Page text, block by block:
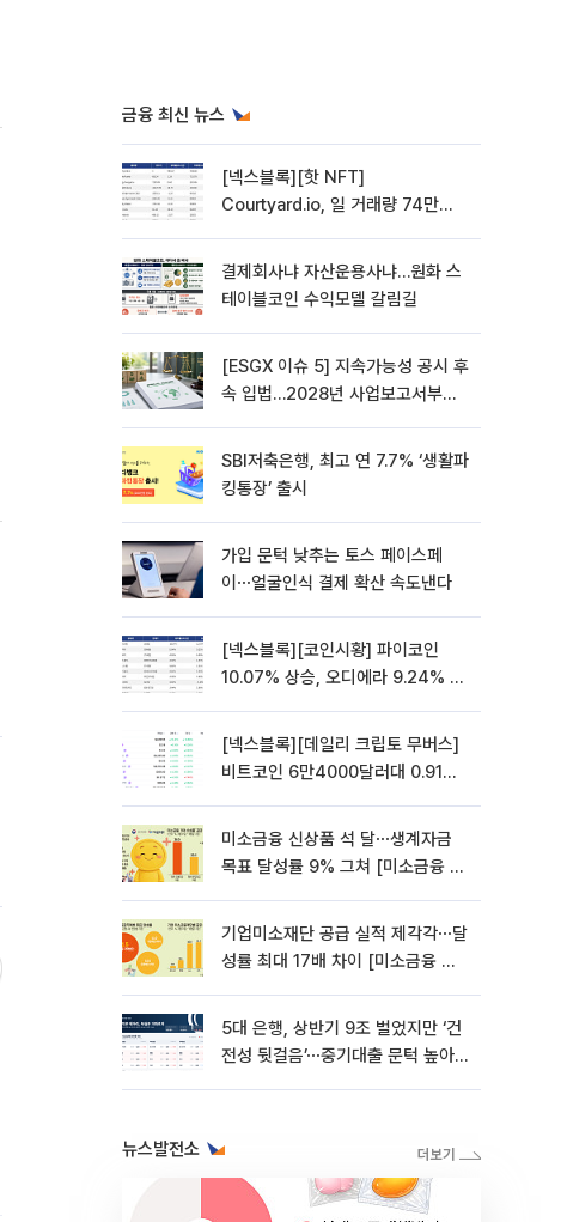
금융 최신 뉴스
[넥스블록][핫 NFT]
Courtyard.io, 일 거래량 74만
결제회사냐 자산운용사냐…원화 스
테이블코인 수익모델 갈림길
[ESGX 이슈 5] 지속가능성 공시 후
속 입법…2028년 사업보고서부터
SBI저축은행, 최고 연 7.7% ‘생활파
킹통장’ 출시
가입 문턱 낮추는 토스 페이스페
이⋯얼굴인식 결제 확산 속도낸다
[넥스블록][코인시황] 파이코인
10.07% 상승, 오디에라 9.24% 하
[넥스블록][데일리 크립토 무버스]
비트코인 6만4000달러대 0.91%
미소금융 신상품 석 달⋯생계자금
목표 달성률 9% 그쳐 [미소금융 첫
기업미소재단 공급 실적 제각각⋯달
성률 최대 17배 차이 [미소금융 첫
5대 은행, 상반기 9조 벌었지만 ‘건
전성 뒷걸음’⋯중기대출 문턱 높아
뉴스발전소